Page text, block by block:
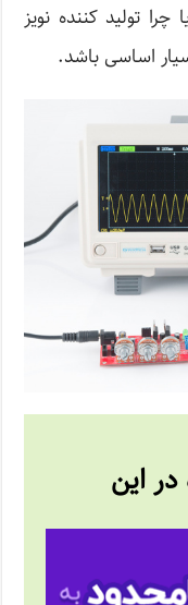
تولید کننده نویز
اساسی باشد.
این